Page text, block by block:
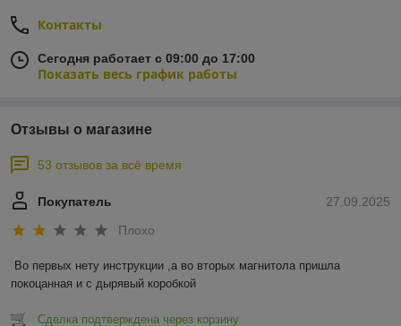
Контакты
Сегодня работает с 09:00 до 17:00
Показать весь график работы
Отзывы о магазине
53 отзывов за всё время
27.09.2025
Покупатель
Плохо
Во первых нету инструкции ,а во вторых магнитола пришла
покоцанная и с дырявый коробкой
Сделка подтверждена через корзину